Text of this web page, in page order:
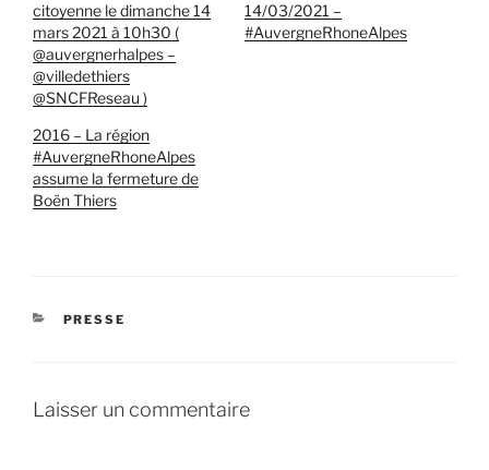
citoyenne le dimanche 14
mars 2021 à 10h30 (
@auvergnerhalpes –
@villedethiers
@SNCFReseau )
14/03/2021 –
#AuvergneRhoneAlpes
2016 – La région
#AuvergneRhoneAlpes
assume la fermeture de
Boën Thiers
CATÉGORIES
PRESSE
Laisser un commentaire